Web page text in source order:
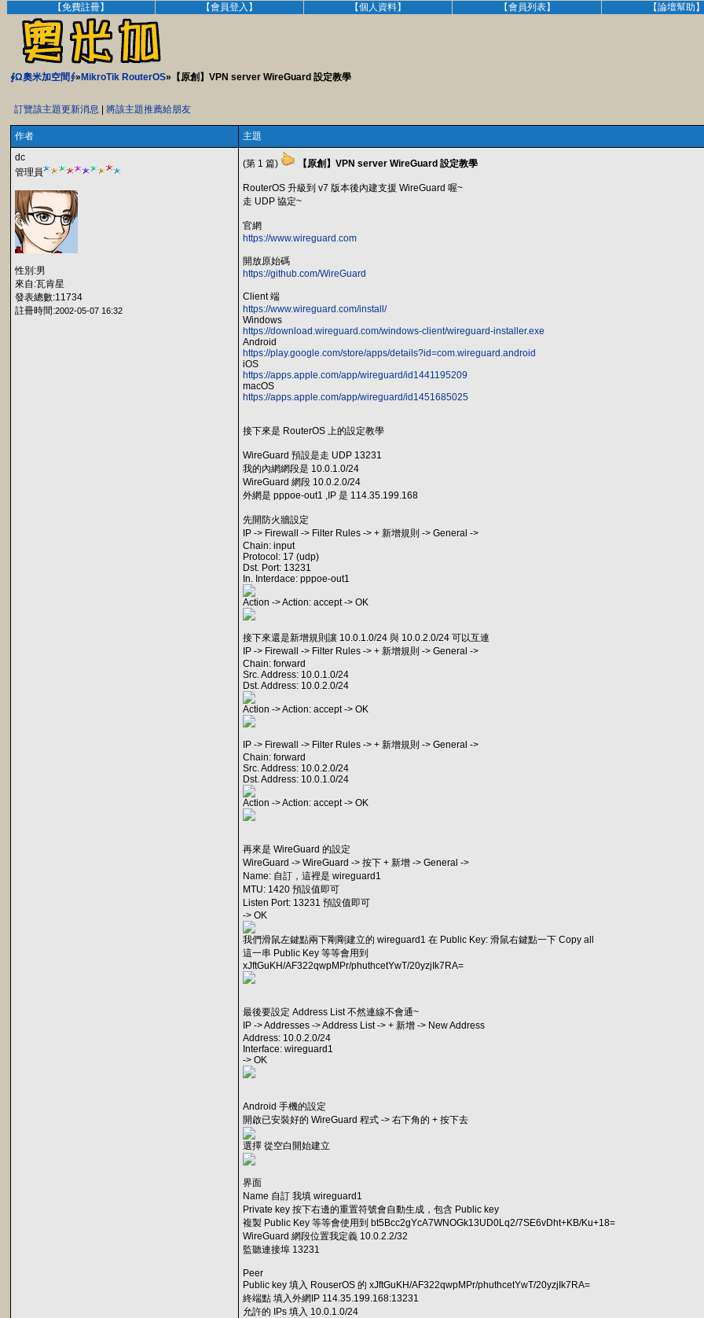
【免費註冊】 【會員登入】 【個人資料】 【會員列表】 【論壇幫助】
∮Ω奧米加空間∮» MikroTik RouterOS»【原創】VPN server WireGuard 設定教學
訂覽該主題更新消息 將該主題推薦給朋友
作者
主題
dc
管理員
性別:男
來自:瓦肯星
發表總數:11734
註冊時間:2002-05-07 16:32
(第 1 篇) 【原創】VPN server WireGuard 設定教學
RouterOS 升級到 v7 版本後內建支援 WireGuard 喔~
走 UDP 協定~
官網
https://www.wireguard.com
開放原始碼
https://github.com/WireGuard
Client 端
https://www.wireguard.com/install/
Windows
https://download.wireguard.com/windows-client/wireguard-installer.exe
Android
https://play.google.com/store/apps/details?id=com.wireguard.android
iOS
https://apps.apple.com/app/wireguard/id1441195209
macOS
https://apps.apple.com/app/wireguard/id1451685025
接下來是 RouterOS 上的設定教學
WireGuard 預設是走 UDP 13231
我的內網網段是 10.0.1.0/24
WireGuard 網段 10.0.2.0/24
外網是 pppoe-out1 ,IP 是 114.35.199.168
先開防火牆設定
IP -> Firewall -> Filter Rules -> + 新增規則 -> General ->
Chain: input
Protocol: 17 (udp)
Dst. Port: 13231
In. Interdace: pppoe-out1
Action -> Action: accept -> OK
接下來還是新增規則讓 10.0.1.0/24 與 10.0.2.0/24 可以互連
IP -> Firewall -> Filter Rules -> + 新增規則 -> General ->
Chain: forward
Src. Address: 10.0.1.0/24
Dst. Address: 10.0.2.0/24
Action -> Action: accept -> OK
IP -> Firewall -> Filter Rules -> + 新增規則 -> General ->
Chain: forward
Src. Address: 10.0.2.0/24
Dst. Address: 10.0.1.0/24
Action -> Action: accept -> OK
再來是 WireGuard 的設定
WireGuard -> WireGuard -> 按下 + 新增 -> General ->
Name: 自訂，這裡是 wireguard1
MTU: 1420 預設值即可
Listen Port: 13231 預設值即可
-> OK
我們滑鼠左鍵點兩下剛剛建立的 wireguard1 在 Public Key: 滑鼠右鍵點一下 Copy all
這一串 Public Key 等等會用到
xJftGuKH/AF322qwpMPr/phuthcetYwT/20yzjIk7RA=
最後要設定 Address List 不然連線不會通~
IP -> Addresses -> Address List -> + 新增 -> New Address
Address: 10.0.2.0/24
Interface: wireguard1
-> OK
Android 手機的設定
開啟已安裝好的 WireGuard 程式 -> 右下角的 + 按下去
選擇 從空白開始建立
界面
Name 自訂 我填 wireguard1
Private key 按下右邊的重置符號會自動生成，包含 Public key
複製 Public Key 等等會使用到 bt5Bcc2gYcA7WNOGk13UD0Lq2/7SE6vDht+KB/Ku+18=
WireGuard 網段位置我定義 10.0.2.2/32
監聽連接埠 13231
Peer
Public key 填入 RouserOS 的 xJftGuKH/AF322qwpMPr/phuthcetYwT/20yzjIk7RA=
終端點 填入外網IP 114.35.199.168:13231
允許的 IPs 填入 10.0.1.0/24